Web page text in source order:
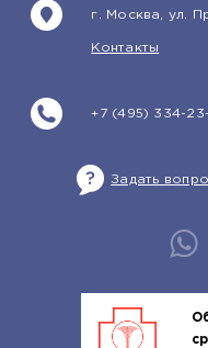
+7 (495) 334-
г. Москва, ул.
Контакты
Задать